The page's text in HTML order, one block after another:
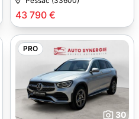
43 790 €
PRO
30